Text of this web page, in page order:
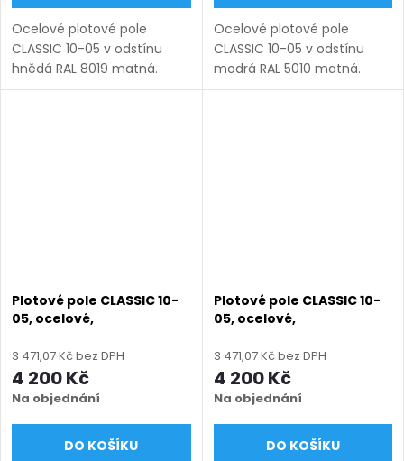
Ocelové plotové pole
CLASSIC 10-05 v odstínu
hnědá RAL 8019 matná.
Bezúdržbová ocel (žárový
Ocelové plotové pole
CLASSIC 10-05 v odstínu
modrá RAL 5010 matná.
Bezúdržbová ocel (žárový
Plotové pole CLASSIC 10-
05, ocelové,
(šířka 100–3300 mm,
výška 450–1750 mm),
šedá RAL 7030 matná
3 471,07 Kč bez DPH
4 200 Kč
Na objednání
DO KOŠÍKU
Plotové pole CLASSIC 10-
05, ocelové,
(šířka 100–3300 mm,
výška 450–1750 mm),
zelená RAL 6005 matná
3 471,07 Kč bez DPH
4 200 Kč
Na objednání
DO KOŠÍKU